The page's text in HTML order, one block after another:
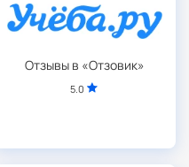
Отзывы в «Отзовик»
5.0